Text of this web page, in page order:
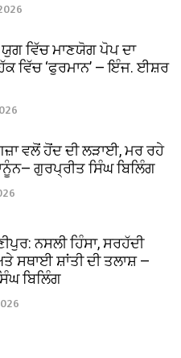
ਵਿੱਚ ਮਾਣਯੋਗ ਪੋਪ ਦਾ
ਵਿੱਚ ‘ਫੁਰਮਾਨ’ — ਇੰਜ. ਈਸ਼ਰ
ਵਲੋਂ ਹੋਂਦ ਦੀ ਲੜਾਈ, ਮਰ ਰਹੇ
ਗੁਰਪ੍ਰੀਤ ਸਿੰਘ ਬਿਲਿੰਗ
ਨਸਲੀ ਹਿੰਸਾ, ਸਰਹੱਦੀ
ਸਥਾਈ ਸ਼ਾਂਤੀ ਦੀ ਤਲਾਸ਼ —
ਬਿਲਿੰਗ